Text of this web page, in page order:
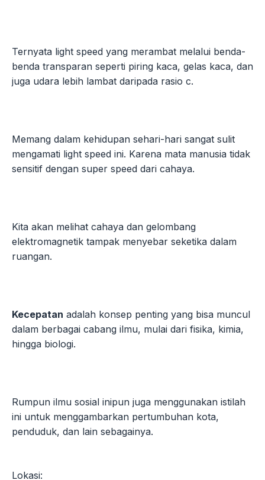
Ternyata light speed yang merambat melalui benda-
benda transparan seperti piring kaca, gelas kaca, dan
juga udara lebih lambat daripada rasio c.
Memang dalam kehidupan sehari-hari sangat sulit
mengamati light speed ini. Karena mata manusia tidak
sensitif dengan super speed dari cahaya.
Kita akan melihat cahaya dan gelombang
elektromagnetik tampak menyebar seketika dalam
ruangan.
Kecepatan adalah konsep penting yang bisa muncul
dalam berbagai cabang ilmu, mulai dari fisika, kimia,
hingga biologi.
Rumpun ilmu sosial inipun juga menggunakan istilah
ini untuk menggambarkan pertumbuhan kota,
penduduk, dan lain sebagainya.
Lokasi: